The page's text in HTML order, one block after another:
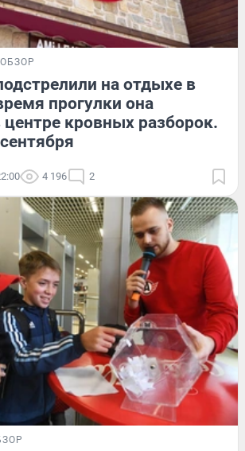
ОБЗОР
на отдыхе в
прогулки она
центре кровных разборок.
4 196 2